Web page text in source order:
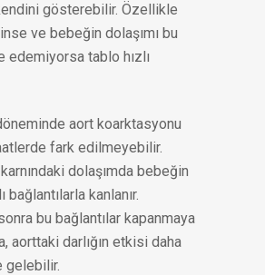
gösterebilir. Özellikle
ve bebeğin dolaşımı bu
edemiyorsa tablo hızlı
aort koarktasyonu
fark edilmeyebilir.
dolaşımda bebeğin
bağlantılarla kanlanır.
bu bağlantılar kapanmaya
aorttaki darlığın etkisi daha
gelebilir.